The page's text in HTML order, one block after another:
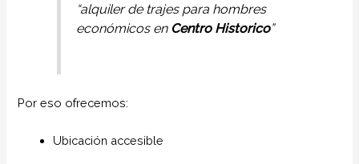
“alquiler de trajes para hombres
económicos en Centro Historico”
Por eso ofrecemos:
Ubicación accesible